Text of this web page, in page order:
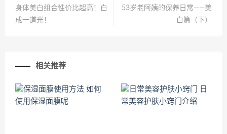
身体美白组合性价比超高！白
成一道光！
53岁老阿姨的保养日常——美
白篇（下）
相关推荐